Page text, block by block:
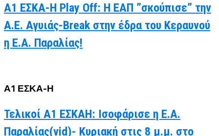
Α1 ΕΣΚΑ-Η Play Off: Η ΕΑΠ ”σκούπισε” την
Α.Ε. Αγυιάς-Break στην έδρα του Κεραυνού
η Ε.Α. Παραλίας!
Α1 ΕΣΚΑ-Η
Τελικοί Α1 ΕΣΚΑΗ: Ισοφάρισε η Ε.Α.
Παραλίας(vid)- Κυριακή στις 8 μ.μ. στο